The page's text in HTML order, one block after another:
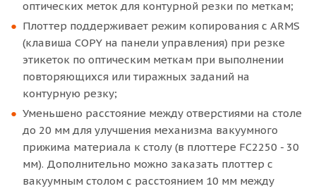
оптических меток для контурной резки по меткам;
Плоттер поддерживает режим копирования с ARMS
(клавиша COPY на панели управления) при резке
этикеток по оптическим меткам при выполнении
повторяющихся или тиражных заданий на
контурную резку;
Уменьшено расстояние между отверстиями на столе
до 20 мм для улучшения механизма вакуумного
прижима материала к столу (в плоттере FC2250 - 30
мм). Дополнительно можно заказать плоттер с
вакуумным столом с расстоянием 10 мм между